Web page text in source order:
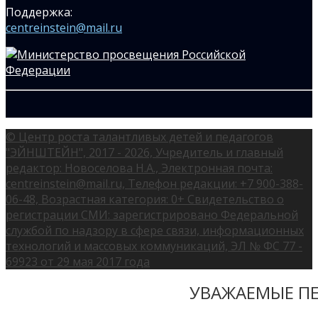
Поддержка:
centreinstein@mail.ru
© Центр роста талантливых детей и педагогов
"ЭЙНШТЕЙН", 2017 - 2026, Учредитель и главный
редактор: Новоселова Н.А., Электронная почта:
centreinstein@mail.ru, Телефон редакции: +7 900-388-
06-48, Возрастная категория: 0+ Свидетельство о
регистрации СМИ: зарегистрировано Федеральной
службой по надзору в сфере связи, информационных
технологий и массовых коммуникаций, ЭЛ № ФС 77 -
69923 от 29 мая 2017 года
УВАЖАЕМЫЕ